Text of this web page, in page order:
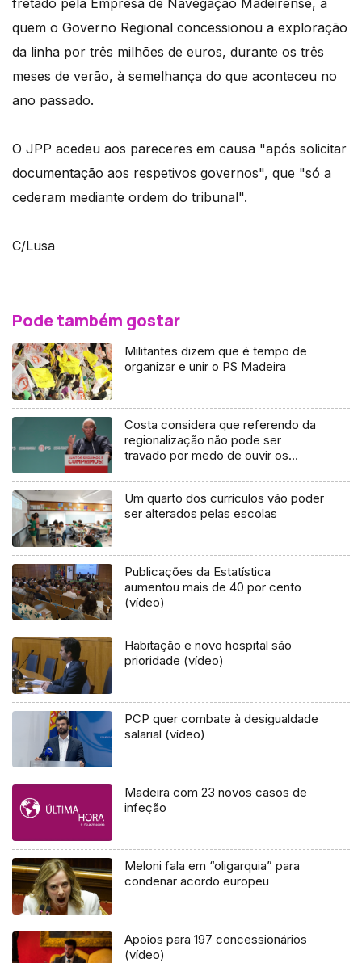
fretado pela Empresa de Navegação Madeirense, a
quem o Governo Regional concessionou a exploração
da linha por três milhões de euros, durante os três
meses de verão, à semelhança do que aconteceu no
ano passado.
O JPP acedeu aos pareceres em causa "após solicitar
documentação aos respetivos governos", que "só a
cederam mediante ordem do tribunal".
C/Lusa
Pode também gostar
Militantes dizem que é tempo de
organizar e unir o PS Madeira
Costa considera que referendo da
regionalização não pode ser
travado por medo de ouvir os
Um quarto dos currículos vão poder
ser alterados pelas escolas
Publicações da Estatística
aumentou mais de 40 por cento
(vídeo)
Habitação e novo hospital são
prioridade (vídeo)
PCP quer combate à desigualdade
salarial (vídeo)
Madeira com 23 novos casos de
infeção
Meloni fala em “oligarquia” para
condenar acordo europeu
Apoios para 197 concessionários
(vídeo)